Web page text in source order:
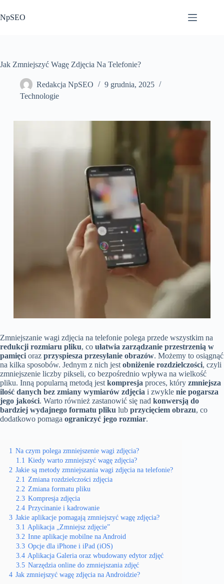
do
treści
NpSEO
Jak Zmniejszyć Wagę Zdjęcia Na Telefonie?
Redakcja NpSEO
9 grudnia, 2025
Technologie
Zmniejszanie wagi zdjęcia na telefonie polega przede wszystkim na
redukcji rozmiaru pliku, co ułatwia zarządzanie przestrzenią w
pamięci oraz przyspiesza przesyłanie obrazów. Możemy to osiągnąć
na kilka sposobów. Jednym z nich jest obniżenie rozdzielczości, czyli
zmniejszenie liczby pikseli, co bezpośrednio wpływa na wielkość
pliku. Inną popularną metodą jest kompresja proces, który zmniejsza
ilość danych bez zmiany wymiarów zdjęcia i zwykle nie pogarsza
jego jakości. Warto również zastanowić się nad konwersją do
bardziej wydajnego formatu pliku lub przycięciem obrazu, co
dodatkowo pomaga ograniczyć jego rozmiar.
1 Na czym polega zmniejszenie wagi zdjęcia?
1.1 Kiedy warto zmniejszyć wagę zdjęcia?
2 Jakie są metody zmniejszania wagi zdjęcia na telefonie?
2.1 Zmiana rozdzielczości zdjęcia
2.2 Zmiana formatu pliku
2.3 Kompresja zdjęcia
2.4 Przycinanie i kadrowanie
3 Jakie aplikacje pomagają zmniejszyć wagę zdjęcia?
3.1 Aplikacja „Zmniejsz zdjęcie”
3.2 Inne aplikacje mobilne na Android
3.3 Opcje dla iPhone i iPad (iOS)
3.4 Aplikacja Galeria oraz wbudowany edytor zdjęć
3.5 Narzędzia online do zmniejszania zdjęć
4 Jak zmniejszyć wagę zdjęcia na Androidzie?